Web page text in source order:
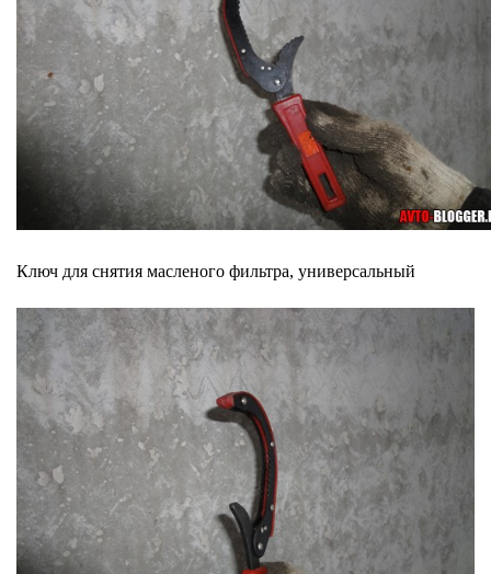
Ключ для снятия масленого фильтра, универсальный